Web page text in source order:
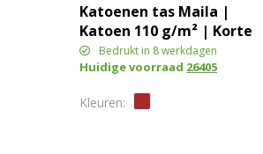
Katoenen tas Maila |
Katoen 110 g/m² | Korte
hengsels
Bedrukt in 8 werkdagen
Huidige voorraad 26405